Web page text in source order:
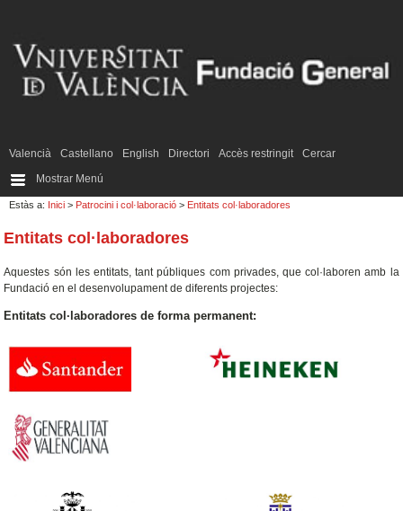
Valencià Castellano English Directori Accès restringit
Cercar
Mostrar Menú
Estàs a: Inici > Patrocini i col·laboració > Entitats col·laboradores
Entitats col·laboradores
Aquestes són les entitats, tant públiques com privades, que col·laboren amb la
Fundació en el desenvolupament de diferents projectes:
Entitats col·laboradores de forma permanent: